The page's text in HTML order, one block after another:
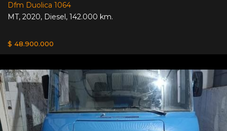
Dfm Duolica 1064
MT, 2020, Diesel, 142.000 km.
$ 48.900.000